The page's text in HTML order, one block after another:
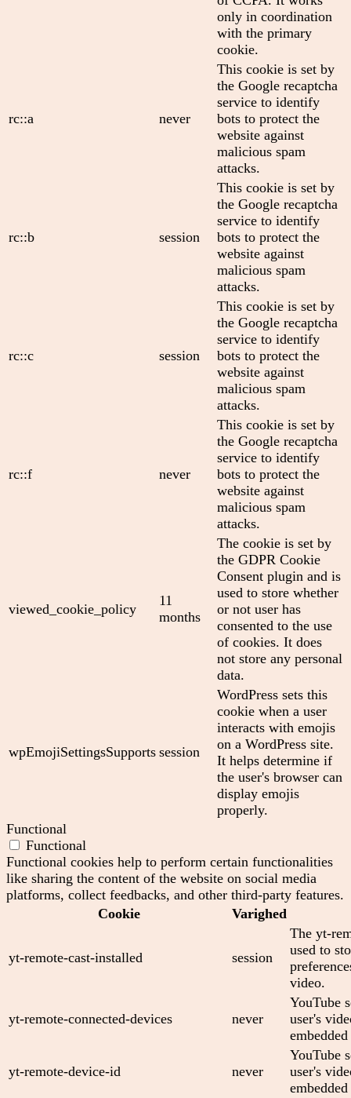
only in coordination
with the primary
cookie.
rc::a never
This cookie is set by
the Google recaptcha
service to identify
bots to protect the
website against
malicious spam
attacks.
rc::b session
This cookie is set by
the Google recaptcha
service to identify
bots to protect the
website against
malicious spam
attacks.
rc::c session
This cookie is set by
the Google recaptcha
service to identify
bots to protect the
website against
malicious spam
attacks.
rc::f never
This cookie is set by
the Google recaptcha
service to identify
bots to protect the
website against
malicious spam
attacks.
viewed_cookie_policy
11
months
The cookie is set by
the GDPR Cookie
Consent plugin and is
used to store whether
or not user has
consented to the use
of cookies. It does
not store any personal
data.
wpEmojiSettingsSupports session
WordPress sets this
cookie when a user
interacts with emojis
on a WordPress site.
It helps determine if
the user's browser can
display emojis
properly.
Functional
Functional
Functional cookies help to perform certain functionalities
like sharing the content of the website on social media
platforms, collect feedbacks, and other third-party features.
Cookie
Varighed
yt-remote-cast-installed session
The yt-
used to
video.
yt-remote-connected-devices never
YouTube
user's
yt-remote-device-id never
YouTube
user's